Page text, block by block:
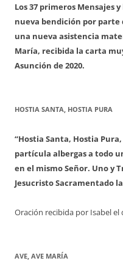
Los 37 primeros Mensajes
nueva bendición por parte
una nueva asistencia
María, recibida la carta
Asunción de 2020.
HOSTIA SANTA, HOSTIA PURA
“Hostia Santa, Hostia
partícula albergas a todo
en el mismo Señor. Uno y
Jesucristo Sacramentado
Oración recibida por Isabel el
AVE, AVE MARÍA